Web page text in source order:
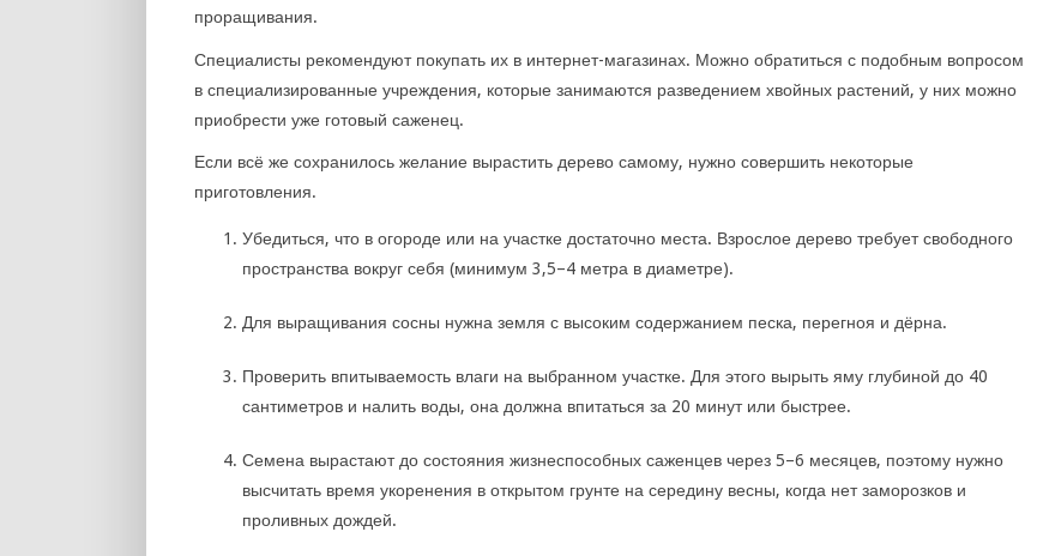
проращивания.
Специалисты рекомендуют покупать их в интернет-магазинах. Можно обратиться с подобным вопросом
в специализированные учреждения, которые занимаются разведением хвойных растений, у них можно
приобрести уже готовый саженец.
Если всё же сохранилось желание вырастить дерево самому, нужно совершить некоторые
приготовления.
Убедиться, что в огороде или на участке достаточно места. Взрослое дерево требует свободного
пространства вокруг себя (минимум 3,5–4 метра в диаметре).
Для выращивания сосны нужна земля с высоким содержанием песка, перегноя и дёрна.
Проверить впитываемость влаги на выбранном участке. Для этого вырыть яму глубиной до 40
сантиметров и налить воды, она должна впитаться за 20 минут или быстрее.
Семена вырастают до состояния жизнеспособных саженцев через 5–6 месяцев, поэтому нужно
высчитать время укоренения в открытом грунте на середину весны, когда нет заморозков и
проливных дождей.